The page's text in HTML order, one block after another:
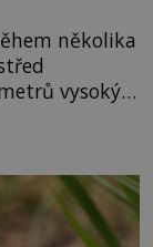
několika
vysoký
let odolává
ukazuje, že